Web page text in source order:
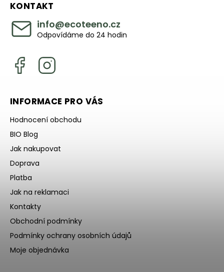
KONTAKT
info@ecoteeno.cz
Odpovídáme do 24 hodin
INFORMACE PRO VÁS
Hodnocení obchodu
BIO Blog
Jak nakupovat
Doprava
Platba
Jak na reklamaci
Kontakty
Obchodní podmínky
Podmínky ochrany osobních údajů
Moje objednávka